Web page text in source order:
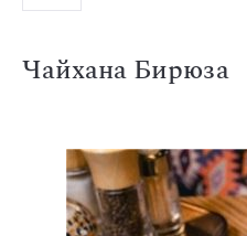
Чайхана Бирюза